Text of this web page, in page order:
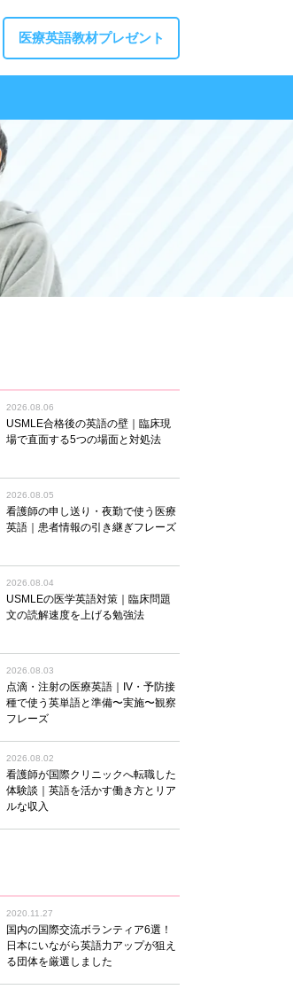
医療英語教材プレゼント
2026.08.06
USMLE合格後の英語の壁｜臨床現
場で直面する5つの場面と対処法
2026.08.05
看護師の申し送り・夜勤で使う医療
英語｜患者情報の引き継ぎフレーズ
2026.08.04
USMLEの医学英語対策｜臨床問題
文の読解速度を上げる勉強法
2026.08.03
点滴・注射の医療英語｜IV・予防接
種で使う英単語と準備〜実施〜観察
フレーズ
2026.08.02
看護師が国際クリニックへ転職した
体験談｜英語を活かす働き方とリア
ルな収入
2020.11.27
国内の国際交流ボランティア6選！
日本にいながら英語力アップが狙え
る団体を厳選しました